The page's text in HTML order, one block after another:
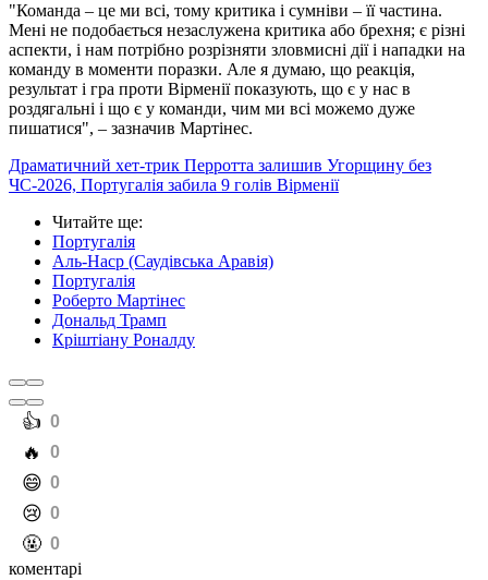
"Команда – це ми всі, тому критика і сумніви – її частина.
Мені не подобається незаслужена критика або брехня; є різні
аспекти, і нам потрібно розрізняти зловмисні дії і нападки на
команду в моменти поразки. Але я думаю, що реакція,
результат і гра проти Вірменії показують, що є у нас в
роздягальні і що є у команди, чим ми всі можемо дуже
пишатися", – зазначив Мартінес.
Драматичний хет-трик Перротта залишив Угорщину без
ЧС-2026, Португалія забила 9 голів Вірменії
Читайте ще:
Португалія
Аль-Наср (Саудівська Аравія)
Португалія
Роберто Мартінес
Дональд Трамп
Кріштіану Роналду
️👍 0
️🔥 0
️😄 0
️😢 0
️🤬 0
коментарі